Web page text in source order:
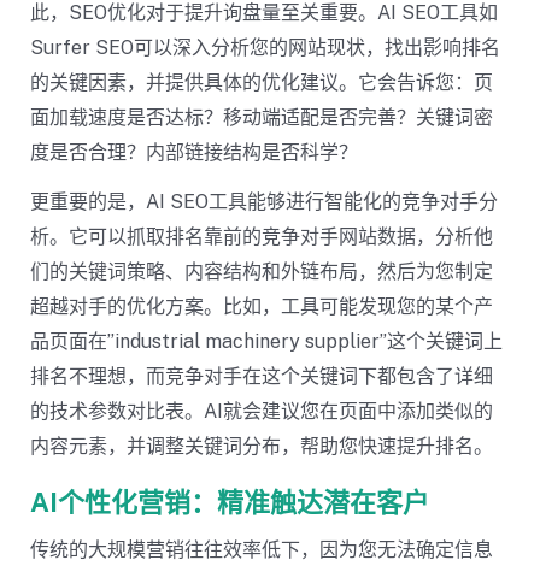
此，SEO优化对于提升询盘量至关重要。AI SEO工具如
Surfer SEO可以深入分析您的网站现状，找出影响排名
的关键因素，并提供具体的优化建议。它会告诉您：页
面加载速度是否达标？移动端适配是否完善？关键词密
度是否合理？内部链接结构是否科学？
更重要的是，AI SEO工具能够进行智能化的竞争对手分
析。它可以抓取排名靠前的竞争对手网站数据，分析他
们的关键词策略、内容结构和外链布局，然后为您制定
超越对手的优化方案。比如，工具可能发现您的某个产
品页面在”industrial machinery supplier”这个关键词上
排名不理想，而竞争对手在这个关键词下都包含了详细
的技术参数对比表。AI就会建议您在页面中添加类似的
内容元素，并调整关键词分布，帮助您快速提升排名。
AI个性化营销：精准触达潜在客户
传统的大规模营销往往效率低下，因为您无法确定信息